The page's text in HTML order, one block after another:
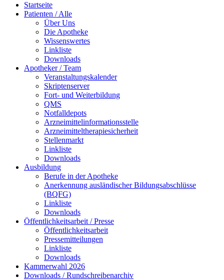
Startseite
Patienten / Alle
Über Uns
Die Apotheke
Wissenswertes
Linkliste
Downloads
Apotheker / Team
Veranstaltungskalender
Skriptenserver
Fort- und Weiterbildung
QMS
Notfalldepots
Arzneimittelinformationsstelle
Arzneimitteltherapiesicherheit
Stellenmarkt
Linkliste
Downloads
Ausbildung
Berufe in der Apotheke
Anerkennung ausländischer Bildungsabschlüsse
(BQFG)
Linkliste
Downloads
Öffentlichkeitsarbeit / Presse
Öffentlichkeitsarbeit
Pressemitteilungen
Linkliste
Downloads
Kammerwahl 2026
Downloads / Rundschreibenarchiv